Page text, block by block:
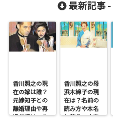
査！最新記事 -
香川照之の現
在の嫁は誰？
元嫁知子との
離婚理由や再
婚相手はいる
香川照之の母
浜木綿子の現
在は？名前の
読み方や本名
と芸名の由来